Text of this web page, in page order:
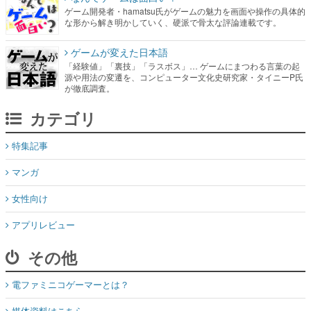
ゲーム開発者・hamatsu氏がゲームの魅力を画面や操作の具体的
な形から解き明かしていく、硬派で骨太な評論連載です。
ゲームが変えた日本語
「経験値」「裏技」「ラスボス」… ゲームにまつわる言葉の起
源や用法の変遷を、コンピューター文化史研究家・タイニーP氏
が徹底調査。
カテゴリ
特集記事
マンガ
女性向け
アプリレビュー
その他
電ファミニコゲーマーとは？